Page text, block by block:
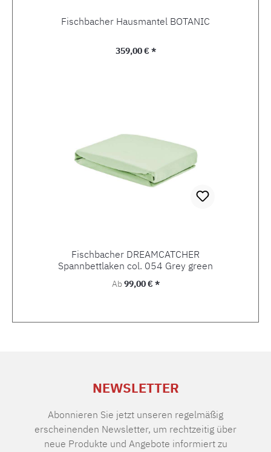
Fischbacher Hausmantel BOTANIC
Regulärer Preis:
359,00 € *
Fischbacher DREAMCATCHER
Spannbettlaken col. 054 Grey green
Regulärer Preis:
Ab99,00 € *
NEWSLETTER
Abonnieren Sie jetzt unseren regelmäßig
erscheinenden Newsletter, um rechtzeitig über
neue Produkte und Angebote informiert zu